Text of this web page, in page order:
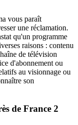
vous paraît
une réclamation.
qu'un programme
raisons : contenu
de télévision
d'abonnement ou
au visionnage ou
son
de France 2